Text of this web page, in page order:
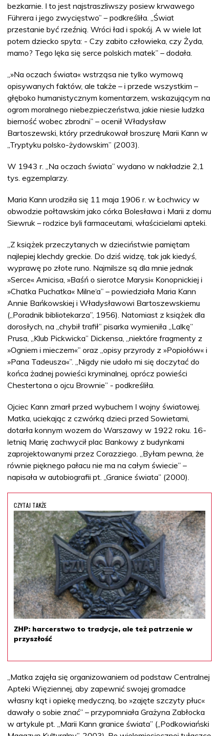
bezkarnie. I to jest najstraszliwszy posiew krwawego
Führera i jego zwycięstwo” – podkreśliła. „Świat
przestanie być rzeźnią. Wróci ład i spokój. A w wiele lat
potem dziecko spyta: - Czy zabito człowieka, czy Żyda,
mamo? Tego lęka się serce polskich matek” – dodała.
„»Na oczach świata« wstrząsa nie tylko wymową
opisywanych faktów, ale także – i przede wszystkim –
głęboko humanistycznym komentarzem, wskazującym na
ogrom moralnego niebezpieczeństwa, jakie niesie ludzka
bierność wobec zbrodni” – ocenił Władysław
Bartoszewski, który przedrukował broszurę Marii Kann w
„Tryptyku polsko-żydowskim” (2003).
W 1943 r. „Na oczach świata” wydano w nakładzie 2,1
tys. egzemplarzy.
Maria Kann urodziła się 11 maja 1906 r. w Łochwicy w
obwodzie połtawskim jako córka Bolesława i Marii z domu
Siewruk – rodzice byli farmaceutami, właścicielami apteki.
„Z książek przeczytanych w dzieciństwie pamiętam
najlepiej klechdy greckie. Do dziś widzę, tak jak kiedyś,
wyprawę po złote runo. Najmilsze są dla mnie jednak
»Serce« Amicisa, »Baśń o sierotce Marysi« Konopnickiej i
»Chatka Puchatka« Milne‘a” – powiedziała Maria Kann
Annie Bańkowskiej i Władysławowi Bartoszewskiemu
(„Poradnik bibliotekarza”, 1956). Natomiast z książek dla
dorosłych, na „chybił trafił” pisarka wymieniła „Lalkę”
Prusa, „Klub Pickwicka” Dickensa, „niektóre fragmenty z
»Ogniem i mieczem«” oraz „opisy przyrody z »Popiołów« i
»Pana Tadeusza«”. „Nigdy nie udało mi się doczytać do
końca żadnej powieści kryminalnej, oprócz powieści
Chestertona o ojcu Brownie” - podkreśliła.
Ojciec Kann zmarł przed wybuchem I wojny światowej.
Matka, uciekając z czwórką dzieci przed Sowietami,
dotarła konnym wozem do Warszawy w 1922 roku. 16-
letnią Marię zachwycił plac Bankowy z budynkami
zaprojektowanymi przez Corazziego. „Byłam pewna, że
równie pięknego pałacu nie ma na całym świecie” –
napisała w autobiografii pt. „Granice świata” (2000).
CZYTAJ TAKŻE
ZHP: harcerstwo to tradycje, ale też patrzenie w
przyszłość
„Matka zajęła się organizowaniem od podstaw Centralnej
Apteki Więziennej, aby zapewnić swojej gromadce
własny kąt i opiekę medyczną, bo »zajęte szczyty płuc«
dawały o sobie znać” – przypomniała Grażyna Zabłocka
w artykule pt. „Marii Kann granice świata” („Podkowiański